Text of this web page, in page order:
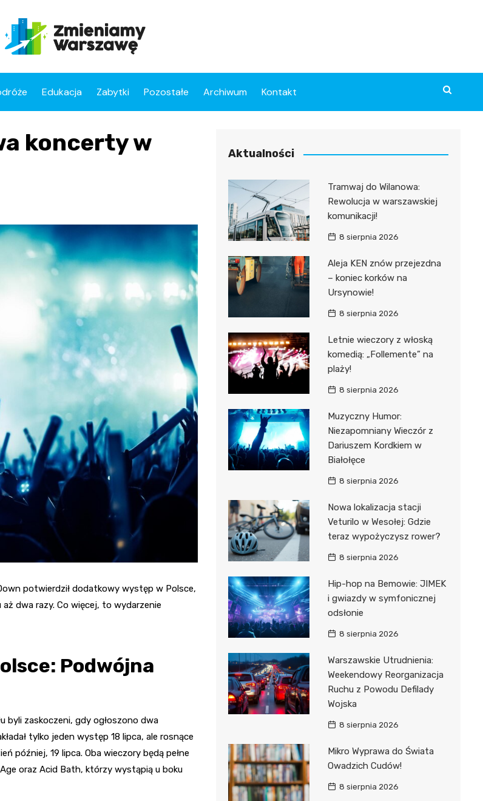
Edukacja Zabytki Pozostałe Archiwum Kontakt
koncerty w
potwierdził dodatkowy występ w Polsce,
dwa razy. Co więcej, to wydarzenie
Podwójna
byli zaskoczeni, gdy ogłoszono dwa
tylko jeden występ 18 lipca, ale rosnące
później, 19 lipca. Oba wieczory będą pełne
oraz Acid Bath, którzy wystąpią u boku
Aktualności
Tramwaj do Wilanowa:
Rewolucja w warszawskiej
komunikacji!
8 sierpnia 2026
Aleja KEN znów przejezdna
– koniec korków na
Ursynowie!
8 sierpnia 2026
Letnie wieczory z włoską
komedią: „Follemente” na
plaży!
8 sierpnia 2026
Muzyczny Humor:
Niezapomniany Wieczór z
Dariuszem Kordkiem w
Białołęce
8 sierpnia 2026
Nowa lokalizacja stacji
Veturilo w Wesołej: Gdzie
teraz wypożyczysz rower?
8 sierpnia 2026
Hip-hop na Bemowie: JIMEK
i gwiazdy w symfonicznej
odsłonie
8 sierpnia 2026
Warszawskie Utrudnienia:
Weekendowy Reorganizacja
Ruchu z Powodu Defilady
Wojska
8 sierpnia 2026
Mikro Wyprawa do Świata
Owadzich Cudów!
8 sierpnia 2026